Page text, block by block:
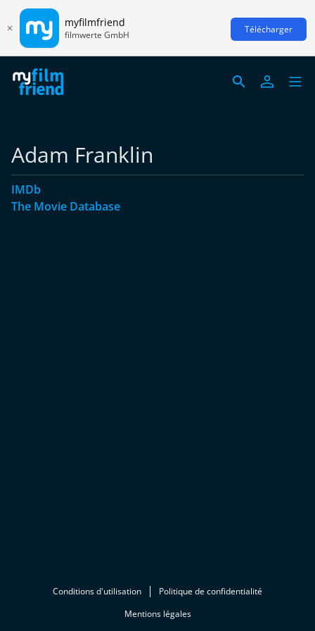
myfilmfriend
filmwerte GmbH Télécharger
Adam Franklin
IMDb
The Movie Database
Conditions d'utilisation
Politique de confidentialité
Mentions légales